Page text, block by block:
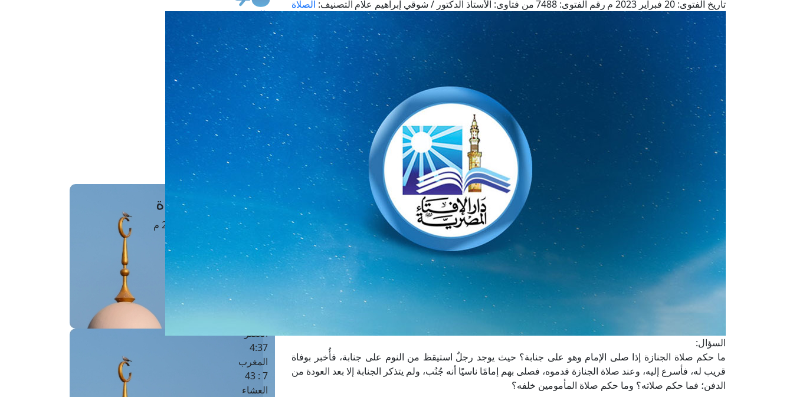
تاريخ الفتوى: رقم الفتوى: من فتاوى: الأستاذ الدكتور / شوقي إبراهيم علام التصنيف: الصلاة
السؤال:
ما حكم صلاة الجنازة إذا صلى الإمام وهو على جنابة؟ حيث يوجد رجلٌ استيقظ من النوم على جنابة، فأُخبر بوفاة
قريب له، فأسرع إليه، وعند صلاة الجنازة قدموه، فصلى بهم إمامًا ناسيًا أنه جُنُب، ولم يتذكر الجنابة إلا بعد العودة من
الدفن؛ فما حكم صلاته؟ وما حكم صلاة المأمومين خلفه؟
طلب فتوى
استعلام عن فتوى
حجز موعد
الفتوى الهاتفية
مَواقِيتُ الصَّـــلاة
القاهرة · 08 أغسطس 2026 م
الفجر
4 :42
الشروق
العصر
4:37
المغرب
7 : 43
العشاء